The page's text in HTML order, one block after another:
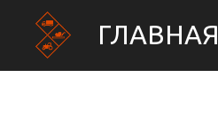
ГЛАВНАЯ